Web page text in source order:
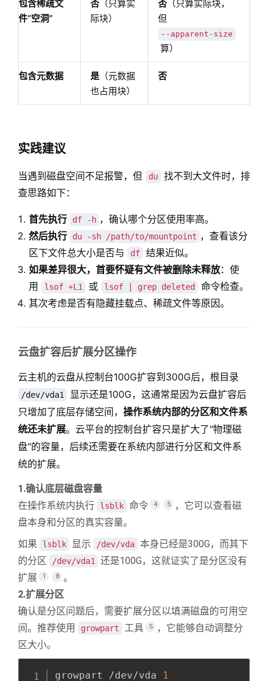
包含稀疏文
件“空洞”
否 （只算实
际块）
否 （只算实际块，
但
--apparent-size
算）
包含元数据 是（元数据
也占用块）
否
实践建议
当遇到磁盘空间不足报警，但 du
找不到大文件时，排
查思路如下：
首先执行 df -h ，确认哪个分区使用率高。
然后执行
du -sh /path/to/mountpoint ，查看该分
区下文件总大小是否与
df
结果近似。
如果差异很大，首要怀疑有文件被删除未释放：使
用
lsof +L1 或 lsof | grep deleted
命令检查。
其次考虑是否有隐藏挂载点、稀疏文件等原因。
云盘扩容后扩展分区操作
云主机的云盘从控制台100G扩容到300G后，根目录
/dev/vda1
显示还是100G，这通常是因为云盘扩容后
只增加了底层存储空间， 操作系统内部的分区和文件系
统还未扩展。云平台的控制台扩容只是扩大了"物理磁
盘"的容量，后续还需要在系统内部进行分区和文件系
统的扩展。
1.确认底层磁盘容量
在操作系统内执行
lsblk 命令 4 5
，它可以查看磁
盘本身和分区的真实容量。
如果
lsblk 显示 /dev/vda 本身已经是300G，而其下
的分区
/dev/vda1
还是100G，这就证实了是分区没有
扩展
1 8 。
2.扩展分区
确认是分区问题后，需要扩展分区以填满磁盘的可用空
间。推荐使用
growpart 工具 5
，它能够自动调整分
区大小。
growpart /dev/vda 1